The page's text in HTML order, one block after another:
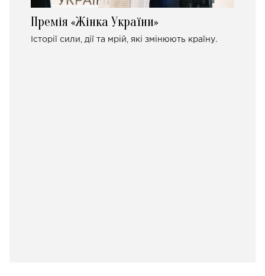
Премія «Жінка України»
Історії сили, дії та мрій, які змінюють країну.